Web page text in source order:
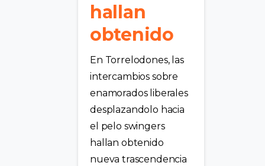
hallan
obtenido
En Torrelodones, las
intercambios sobre
enamorados liberales
desplazandolo hacia
el pelo swingers
hallan obtenido
nueva trascendencia